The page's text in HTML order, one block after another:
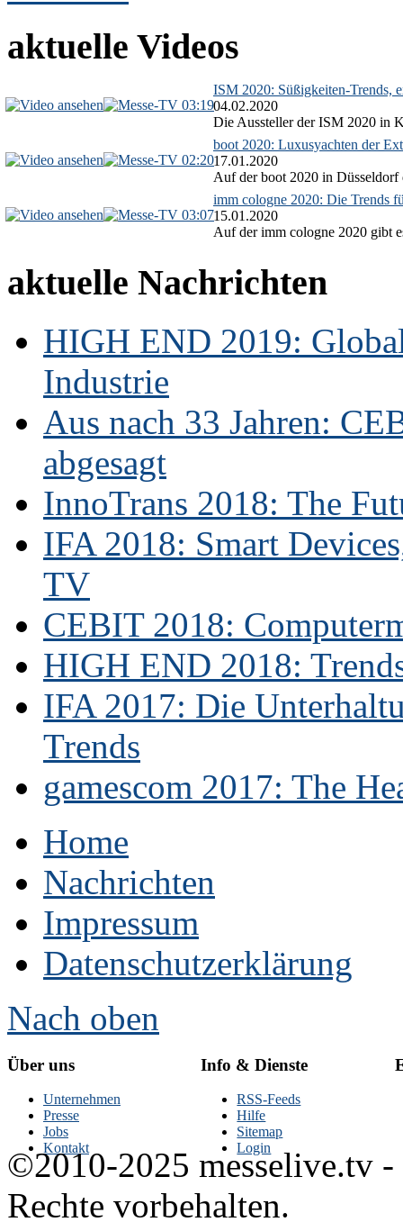
aktuelle Videos
03:19
ISM 2020: Süßigkeiten-Trends,
04.02.2020
Die Aussteller der ISM 2020 in
02:20
boot 2020: Luxusyachten der
17.01.2020
Auf der boot 2020 in Düsseldorf
03:07
imm cologne 2020: Die Trends
15.01.2020
Auf der imm cologne 2020 gibt
aktuelle Nachrichten
HIGH END 2019:
Industrie
Aus nach 33 Jahren:
abgesagt
InnoTrans 2018: The
IFA 2018: Smart
TV
CEBIT 2018:
HIGH END 2018:
IFA 2017: Die
Trends
gamescom 2017: The
Home
Nachrichten
Impressum
Datenschutzerklärung
Nach oben
Über uns
Unternehmen
Presse
Jobs
Kontakt
Info & Dienste
RSS-Feeds
Hilfe
Sitemap
Login
©2010-2025 messelive.tv -
Rechte vorbehalten.